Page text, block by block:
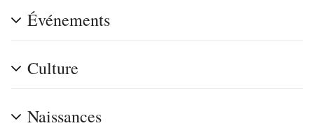
Événements
Culture
Naissances